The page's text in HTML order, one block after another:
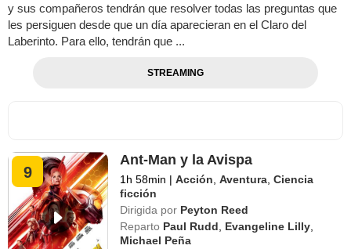
y sus compañeros tendrán que resolver todas las preguntas que
les persiguen desde que un día aparecieran en el Claro del
Laberinto. Para ello, tendrán que ...
STREAMING
9
Ant-Man y la Avispa
1h 58min | Acción ,Aventura ,Ciencia
ficción
Dirigida por Peyton Reed
Reparto Paul Rudd Evangeline Lilly
Michael Peña